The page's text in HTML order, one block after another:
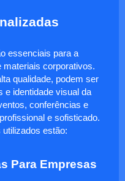
essenciais para a
materiais corporativos.
qualidade, podem ser
e identidade visual da
conferências e
e sofisticado.
estão:
Para Empresas